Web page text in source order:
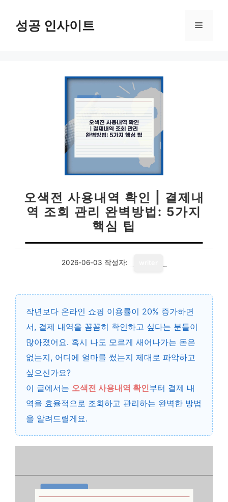
성공 인사이트 메
오색전 사용내역 확인 | 결제내
역 조회 관리 완벽방법: 5가지
핵심 팁
2026-06-03 작성자:
작년보다 온라인 쇼핑 이용률이 20% 증가하면
서, 결제 내역을 꼼꼼히 확인하고 싶다는 분들이
많아졌어요. 혹시 나도 모르게 새어나가는 돈은
없는지, 어디에 얼마를 썼는지 제대로 파악하고
싶으신가요?
이 글에서는 오색전 사용내역 확인부터 결제 내
역을 효율적으로 조회하고 관리하는 완벽한 방법
을 알려드릴게요.